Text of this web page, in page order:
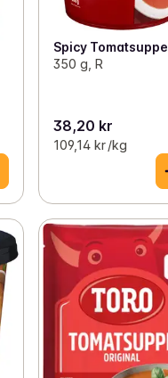
Spicy Tomatsuppe
350 g, R
38,20 kr
109,14 kr /kg